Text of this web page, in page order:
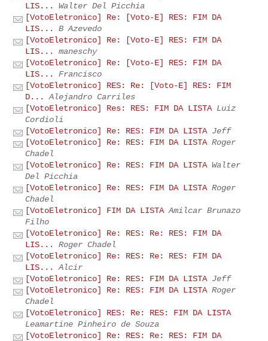
LIS...
Walter Del Picchia
[VotoEletronico] Re: [Voto-E] RES: FIM DA
LIS...
B Azevedo
[VotoEletronico] Re: [Voto-E] RES: FIM DA
LIS...
maneschy
[VotoEletronico] Re: [Voto-E] RES: FIM DA
LIS...
Francisco
[VotoEletronico] RES: Re: [Voto-E] RES: FIM
D...
Alejandro Carriles
[VotoEletronico] Res: RES: FIM DA LISTA Luiz
Cordioli
[VotoEletronico] Re: RES: FIM DA LISTA Jeff
[VotoEletronico] Re: RES: FIM DA LISTA Roger
Chadel
[VotoEletronico] Re: RES: FIM DA LISTA Walter
Del Picchia
[VotoEletronico] Re: RES: FIM DA LISTA Roger
Chadel
[VotoEletronico] FIM DA LISTA Amilcar Brunazo
Filho
[VotoEletronico] Re: RES: Re: RES: FIM DA
LIS...
Roger Chadel
[VotoEletronico] Re: RES: Re: RES: FIM DA
LIS...
Alcir
[VotoEletronico] Re: RES: FIM DA LISTA Jeff
[VotoEletronico] Re: RES: FIM DA LISTA Roger
Chadel
[VotoEletronico] RES: Re: RES: FIM DA LISTA
Leamartine Pinheiro de Souza
[VotoEletronico] Re: RES: Re: RES: FIM DA